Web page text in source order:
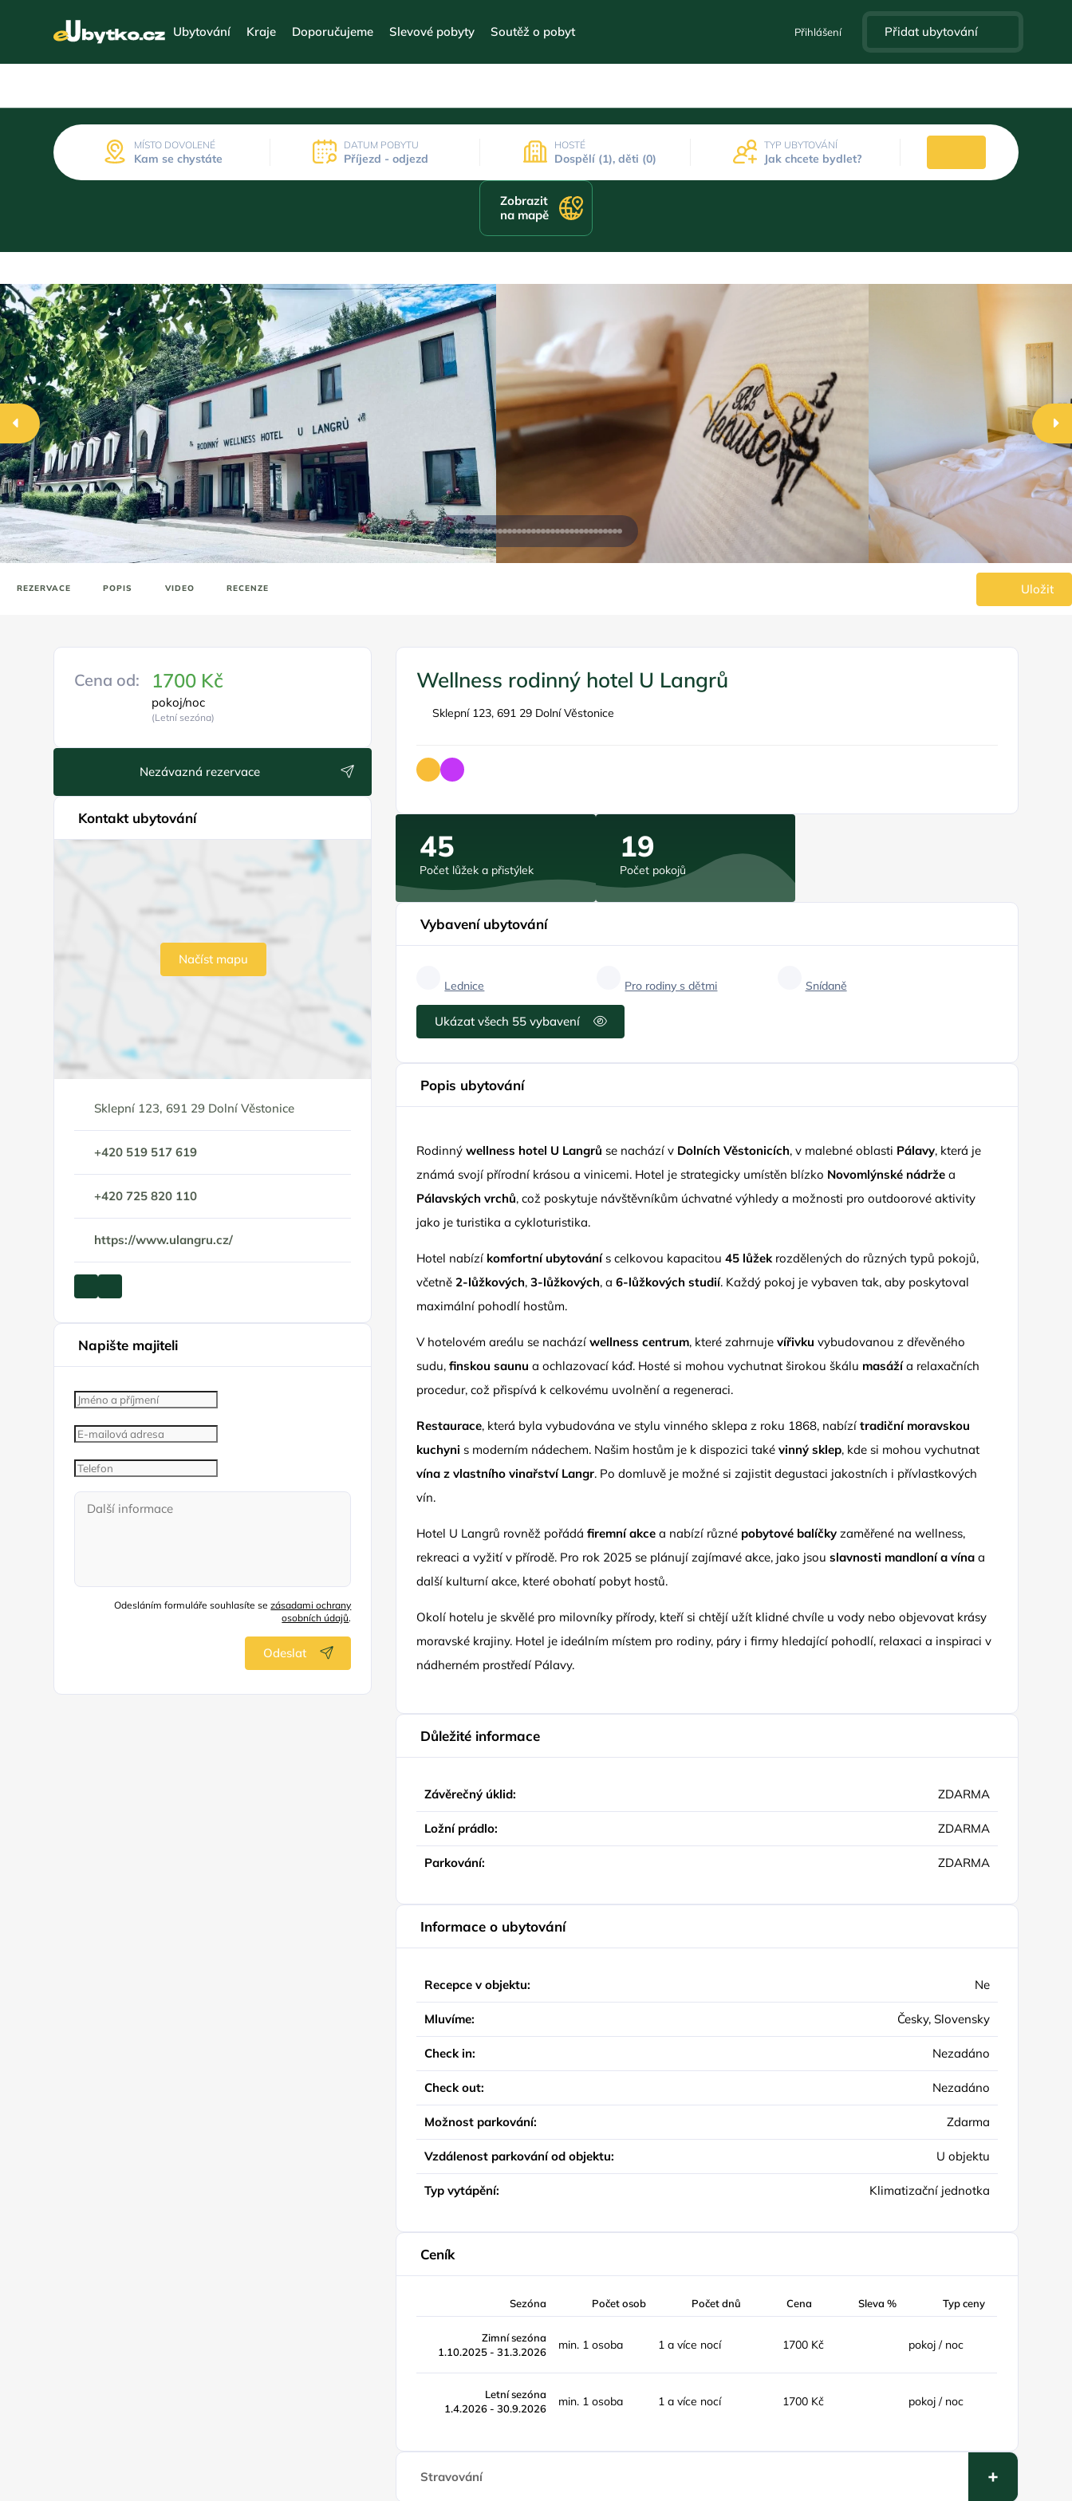
Ubytování Kraje Doporučujeme Slevové pobyty Soutěž o pobyt Přihlášení Přidat ubytování
MÍSTO DOVOLENÉ
Kam se chystáte
DATUM POBYTU
Příjezd - odjezd
HOSTÉ
Dospělí (1), děti (0)
TYP UBYTOVÁNÍ
Jak chcete bydlet?
Zobrazit
na mapě
REZERVACE POPIS VIDEO RECENZE Uložit
Cena od: 1700 Kč
pokoj/noc
(Letní sezóna)
Nezávazná rezervace
Kontakt ubytování
Načíst mapu
Sklepní 123, 691 29 Dolní Věstonice
+420 519 517 619
+420 725 820 110
https://www.ulangru.cz/
Napište majiteli
Odesláním formuláře souhlasíte sezásadami ochrany
osobních údajů.
Odeslat
Wellness rodinný hotel U Langrů
Sklepní 123, 691 29 Dolní Věstonice
45
Počet lůžek a přistýlek
19
Počet pokojů
Vybavení ubytování
Lednice Pro rodiny s dětmi Snídaně
Ukázat všech 55 vybavení
Popis ubytování
Rodinnýwellness hotel U Langrů se nachází v Dolních Věstonicích, v malebné oblasti Pálavy, která je
známá svojí přírodní krásou a vinicemi. Hotel je strategicky umístěn blízko Novomlýnské nádrže a
Pálavských vrchů, což poskytuje návštěvníkům úchvatné výhledy a možnosti pro outdoorové aktivity
jako je turistika a cykloturistika.
Hotel nabízí komfortní ubytovánís celkovou kapacitou45 lůžekrozdělených do různých typů pokojů,
včetně2-lůžkových,3-lůžkových, a6-lůžkových studií. Každý pokoj je vybaven tak, aby poskytoval
maximální pohodlí hostům.
V hotelovém areálu se nacházíwellness centrum, které zahrnujevířivku vybudovanou z dřevěného
sudu,finskou saunu a ochlazovací káď. Hosté si mohou vychutnat širokou škálu masážía relaxačních
procedur, což přispívá k celkovému uvolnění a regeneraci.
Restaurace, která byla vybudována ve stylu vinného sklepa z roku 1868, nabízítradiční moravskou
kuchyni s moderním nádechem. Našim hostům je k dispozici takévinný sklep, kde si mohou vychutnat
vína z vlastního vinařství Langr. Po domluvě je možné si zajistit degustaci jakostních i přívlastkových
vín.
Hotel U Langrů rovněž pořádáfiremní akce a nabízí různé pobytové balíčky zaměřené na wellness,
rekreaci a vyžití v přírodě. Pro rok 2025 se plánují zajímavé akce, jako jsouslavnosti mandloní a vína a
další kulturní akce, které obohatí pobyt hostů.
Okolí hotelu je skvělé pro milovníky přírody, kteří si chtějí užít klidné chvíle u vody nebo objevovat krásy
moravské krajiny. Hotel je ideálním místem pro rodiny, páry i firmy hledající pohodlí, relaxaci a inspiraci v
nádherném prostředí Pálavy.
Důležité informace
Závěrečný úklid: ZDARMA
Ložní prádlo: ZDARMA
Parkování: ZDARMA
Informace o ubytování
Recepce v objektu: Ne
Mluvíme: Česky, Slovensky
Check in: Nezadáno
Check out: Nezadáno
Možnost parkování: Zdarma
Vzdálenost parkování od objektu: U objektu
Typ vytápění: Klimatizační jednotka
Ceník
Sezóna Počet osob Počet dnů Cena Sleva % Typ ceny
Zimní sezóna
1.10.2025 - 31.3.2026
min. 1 osoba 1 a více nocí 1700 Kč pokoj / noc
Letní sezóna
1.4.2026 - 30.9.2026
min. 1 osoba 1 a více nocí 1700 Kč pokoj / noc
Stravování